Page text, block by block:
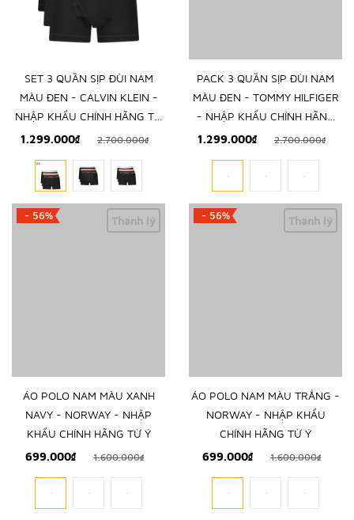
SET 3 QUẦN SỊP ĐÙI NAM
MÀU ĐEN - CALVIN KLEIN -
NHẬP KHẨU CHÍNH HÃNG TỪ
1.299.000₫ 2.700.000₫
PACK 3 QUẦN SỊP ĐÙI NAM
MÀU ĐEN - TOMMY HILFIGER
- NHẬP KHẨU CHÍNH HÃNG
TỪ Ý
1.299.000₫ 2.700.000₫
- 56% Thanh lý
ÁO POLO NAM MÀU XANH
NAVY - NORWAY - NHẬP
KHẨU CHÍNH HÃNG TỪ Ý
699.000₫
1.600.000₫
- 56% Thanh lý
ÁO POLO NAM MÀU TRẮNG -
NORWAY - NHẬP KHẨU
CHÍNH HÃNG TỪ Ý
699.000₫
1.600.000₫